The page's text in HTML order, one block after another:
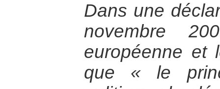
Dans une
novembre
européenne et
que « le